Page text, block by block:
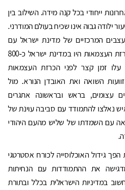
ייחודי בכל קנה מידה. השילוב בין
ילודה גבוה אינו שכיח בעולם המודרני.
המרכזיים של מדינת ישראל עם
הקמתה בשנת 1948. בעת הכרזת העצמאות היו במדינת ישראל כ‑800
זמן קצר לפני הכרזת העצמאות
השואה ואת האובדן הנורא. מול
עצומים, בראש ובראשונה אתגרים
נאלצו להתמודד עם סביבה עוינת של
עם השמדתו של שליש מהעם היהודי
גידול האוכלוסייה לכורח אסטרטגי
את ההתמודדות עם הנחיתות
במדיניות הישראלית בכלל ובתורת